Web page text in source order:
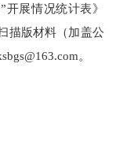
展情况统计表》
描版材料（加盖公
。